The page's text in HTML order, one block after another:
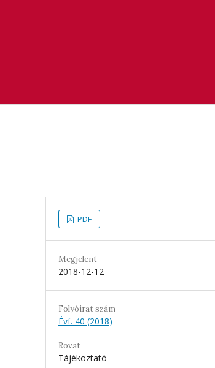
PDF
Megjelent
2018-12-12
Folyóirat szám
Évf. 40 (2018)
Rovat
Tájékoztató